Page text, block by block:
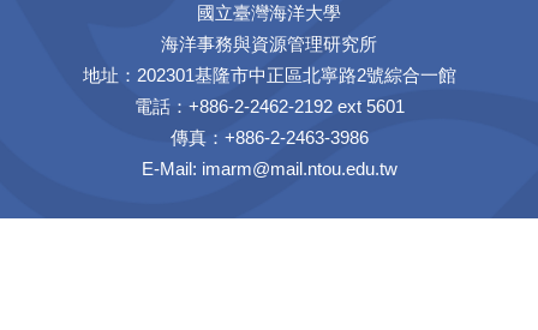
國立臺灣海洋大學
海洋事務與資源管理研究所
地址：202301基隆市中正區北寧路2號綜合一館
電話：+886-2-2462-2192 ext 5601
傳真：+886-2-2463-3986
E-Mail: imarm@mail.ntou.edu.tw